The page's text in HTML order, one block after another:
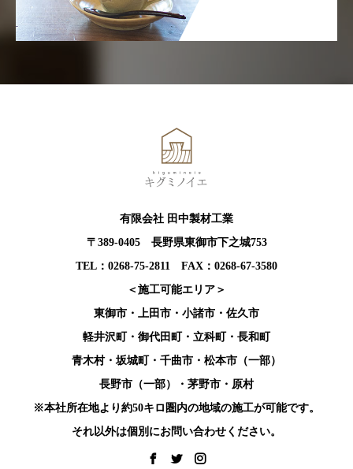
有限会社 田中製材工業
〒389-0405 長野県東御市下之城753
TEL：0268-75-2811 FAX：0268-67-3580
＜施工可能エリア＞
東御市・上田市・小諸市・佐久市
軽井沢町・御代田町・立科町・長和町
青木村・坂城町・千曲市・松本市（一部）
長野市（一部）・茅野市・原村
※本社所在地より約50キロ圏内の地域の施工が可能です。
それ以外は個別にお問い合わせください。